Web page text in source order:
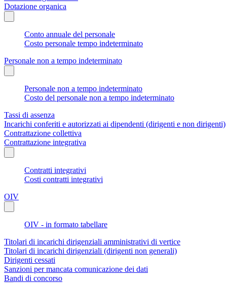
Dotazione organica
Conto annuale del personale
Costo personale tempo indeterminato
Personale non a tempo indeterminato
Personale non a tempo indeterminato
Costo del personale non a tempo indeterminato
Tassi di assenza
Incarichi conferiti e autorizzati ai dipendenti (dirigenti e non dirigenti)
Contrattazione collettiva
Contrattazione integrativa
Contratti integrativi
Costi contratti integrativi
OIV
OIV - in formato tabellare
Titolari di incarichi dirigenziali amministrativi di vertice
Titolari di incarichi dirigenziali (dirigenti non generali)
Dirigenti cessati
Sanzioni per mancata comunicazione dei dati
Bandi di concorso